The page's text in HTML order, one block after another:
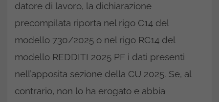
datore di lavoro, la dichiarazione
precompilata riporta nel rigo C14 del
modello 730/2025 o nel rigo RC14 del
modello REDDITI 2025 PF i dati presenti
nell’apposita sezione della CU 2025. Se, al
contrario, non lo ha erogato e abbia